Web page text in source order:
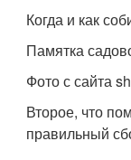
Когда и как
Памятка
Фото с сайта
Второе, что
правильный